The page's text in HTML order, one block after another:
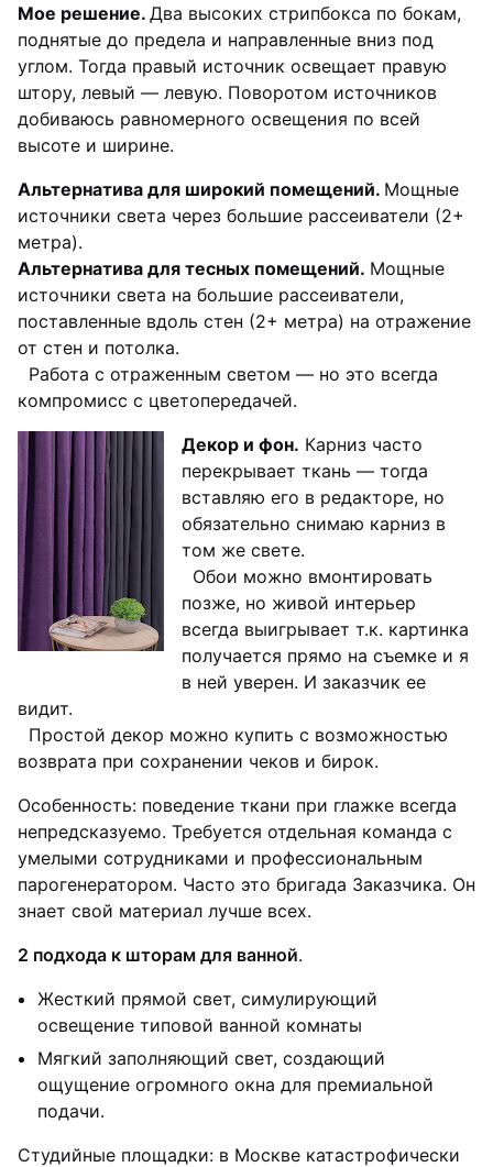
Мое решение. Два высоких стрипбокса по бокам,
поднятые до предела и направленные вниз под
углом. Тогда правый источник освещает правую
штору, левый — левую. Поворотом источников
добиваюсь равномерного освещения по всей
высоте и ширине.
Альтернатива для широкий помещений. Мощные
источники света через большие рассеиватели (2+
метра).
Альтернатива для тесных помещений. Мощные
источники света на большие рассеиватели,
поставленные вдоль стен (2+ метра) на отражение
от стен и потолка.
Работа с отраженным светом — но это всегда
компромисс с цветопередачей.
Декор и фон. Карниз часто
перекрывает ткань — тогда
вставляю его в редакторе, но
обязательно снимаю карниз в
том же свете.
Обои можно вмонтировать
позже, но живой интерьер
всегда выигрывает т.к. картинка
получается прямо на съемке и я
в ней уверен. И заказчик ее
видит.
Простой декор можно купить с возможностью
возврата при сохранении чеков и бирок.
Особенность: поведение ткани при глажке всегда
непредсказуемо. Требуется отдельная команда с
умелыми сотрудниками и профессиональным
парогенератором. Часто это бригада Заказчика. Он
знает свой материал лучше всех.
2 подхода к шторам для ванной.
Жесткий прямой свет, симулирующий
освещение типовой ванной комнаты
Мягкий заполняющий свет, создающий
ощущение огромного окна для премиальной
подачи.
Студийные площадки: в Москве катастрофически